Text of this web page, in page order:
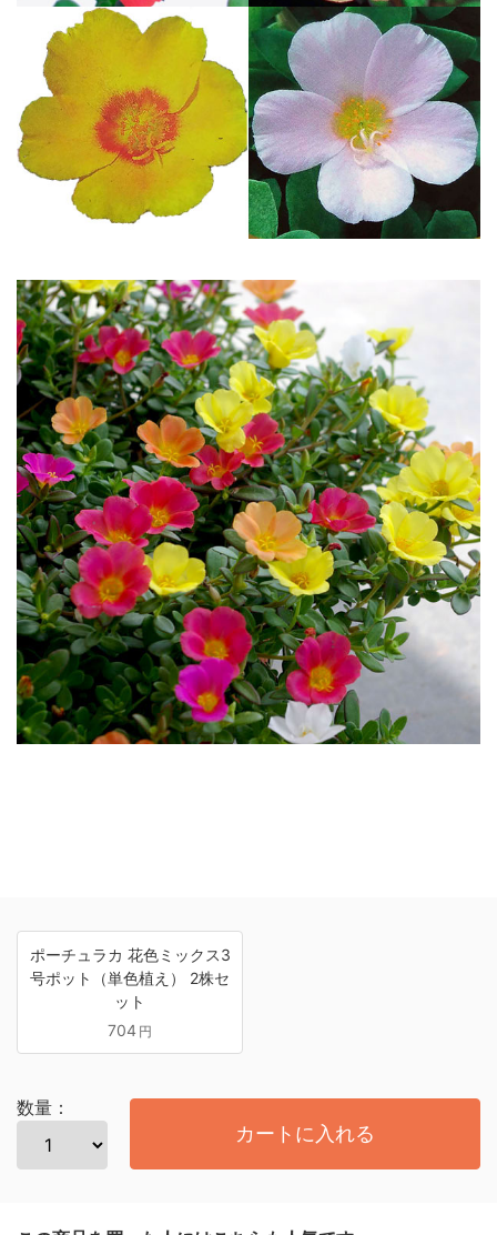
ポーチュラカ 花色ミックス3
号ポット（単色植え） 2株セ
ット
704 円
数量：
カートに入れる